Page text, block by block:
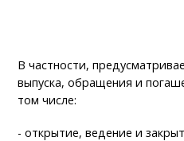
В частности,
выпуска, обращения и
том числе:
- открытие, ведение и